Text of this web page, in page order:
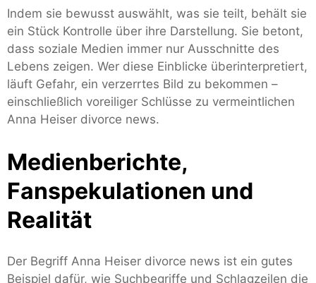
Indem sie bewusst auswählt, was sie teilt, behält sie
ein Stück Kontrolle über ihre Darstellung. Sie betont,
dass soziale Medien immer nur Ausschnitte des
Lebens zeigen. Wer diese Einblicke überinterpretiert,
läuft Gefahr, ein verzerrtes Bild zu bekommen –
einschließlich voreiliger Schlüsse zu vermeintlichen
Anna Heiser divorce news.
Medienberichte,
Fanspekulationen und
Realität
Der Begriff Anna Heiser divorce news ist ein gutes
Beispiel dafür, wie Suchbegriffe und Schlagzeilen die